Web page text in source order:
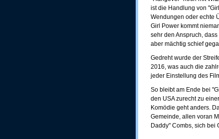
ist die Handlung von
Wendungen oder echte
Girl Power kommt
sehr den Anspruch,
aber mächtig schief
Gedreht wurde der
2016, was auch die
jeder Einstellung des
So bleibt am Ende bei
den USA zurecht zu
Komödie geht anders.
Gemeinde, allen voran
Daddy" Combs, sich bei